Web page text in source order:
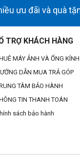
ưu đãi và quà
TRỢ KHÁCH HÀNG
MÁY ẢNH VÀ ỐNG KÍNH
DẪN MUA TRẢ GÓP
TÂM BẢO HÀNH
TIN THANH TOÁN
sách bảo hành